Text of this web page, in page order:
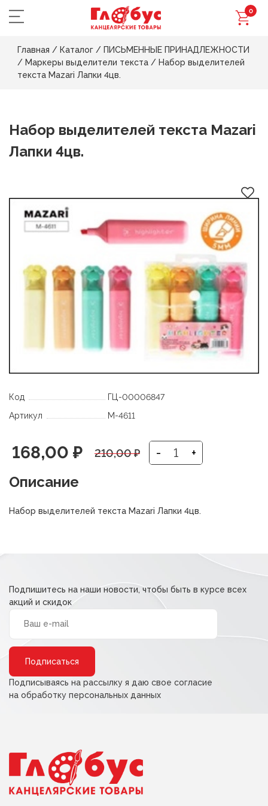
0
Главная / Каталог / ПИСЬМЕННЫЕ ПРИНАДЛЕЖНОСТИ
/ Маркеры выделители текста / Набор выделителей
текста Mazari Лапки 4цв.
Набор выделителей текста Mazari
Лапки 4цв.
Код
ГЦ-00006847
Артикул
M-4611
210,00₽
Первоначальная
цена
составляла
168,00 ₽
Текущая
цена:
168,00 ₽.
- +
Описание
Набор выделителей текста Mazari Лапки 4цв.
Подпишитесь на наши новости, чтобы быть в курсе всех
акций и скидок
Подписываясь на рассылку я даю свое согласие
на обработку персональных данных